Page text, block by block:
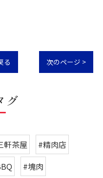
る 次のページ >
グ
軒茶屋
#精肉店
#塊肉